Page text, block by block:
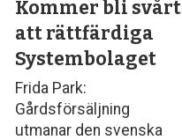
Kommer bli svårt
att rättfärdiga
Systembolaget
Frida Park:
Gårdsförsäljning
utmanar den svenska